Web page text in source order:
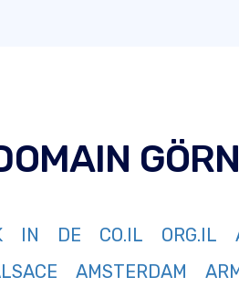
IN DE CO.IL ORG.IL
AMSTERDAM